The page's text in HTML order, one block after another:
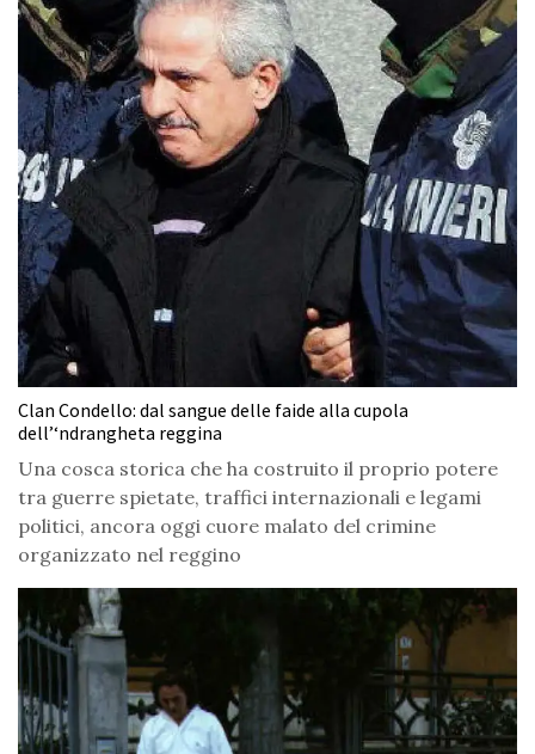
Clan Condello: dal sangue delle faide alla cupola
dell’‘ndrangheta reggina
Una cosca storica che ha costruito il proprio potere
tra guerre spietate, traffici internazionali e legami
politici, ancora oggi cuore malato del crimine
organizzato nel reggino